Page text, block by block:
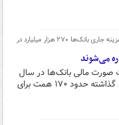
بررسی‌ها نشان می‌دهد هزینه جاری بانک‌ها ۲۷۰ هزار میلیارد در
می‌شوند
صورت مالی بانک‌ها در سال
۱۴۰۲ نشان می‌دهد ۲۷ بانک کشور طی سال گذاشته حدود ۱۷۰ همت برای